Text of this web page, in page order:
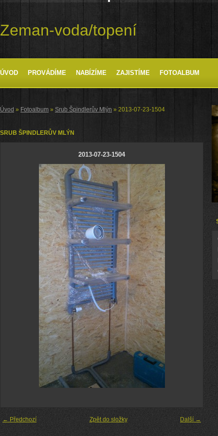
Zeman-voda/topení
ÚVOD PROVÁDÍME NABÍZÍME ZAJISTÍME FOTOALBUM
Úvod » Fotoalbum » Srub Špindlerův Mlýn » 2013-07-23-1504
SRUB ŠPINDLERŮV MLÝN
2013-07-23-1504
← Předchozí Další →
Zpět do složky